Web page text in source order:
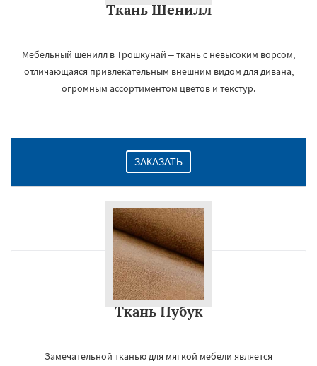
Ткань Шенилл
Мебельный шенилл в Трошкунай – ткань с невысоким ворсом,
отличающаяся привлекательным внешним видом для дивана,
огромным ассортиментом цветов и текстур.
ЗАКАЗАТЬ
Ткань Нубук
Замечательной тканью для мягкой мебели является